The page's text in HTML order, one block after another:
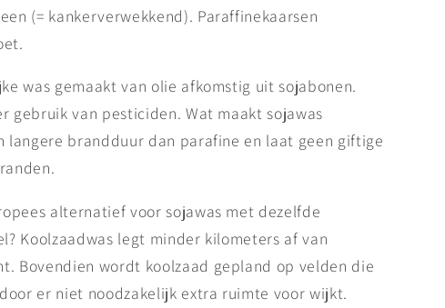
(= kankerverwekkend). Paraffinekaarsen
was gemaakt van olie afkomstig uit sojabonen.
gebruik van pesticiden. Wat maakt sojawas
langere brandduur dan parafine en laat geen giftige
alternatief voor sojawas met dezelfde
Koolzaadwas legt minder kilometers af van
Bovendien wordt koolzaad gepland op velden die
er niet noodzakelijk extra ruimte voor wijkt.